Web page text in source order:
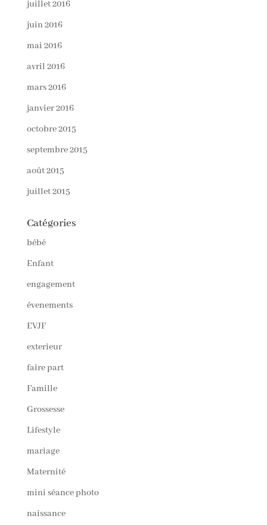
juillet 2016
juin 2016
mai 2016
avril 2016
mars 2016
janvier 2016
octobre 2015
septembre 2015
août 2015
juillet 2015
Catégories
bébé
Enfant
engagement
évenements
EVJF
exterieur
faire part
Famille
Grossesse
Lifestyle
mariage
Maternité
mini séance photo
naissance